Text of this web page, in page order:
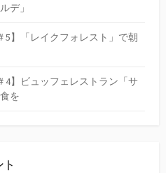
デ」
5】「レイクフォレスト」で朝
4】ビュッフェレストラン「サ
を